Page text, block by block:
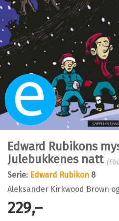
Ebok
Edward Rubikons
Julebukkenes natt
Serie: Edward Rubikon 8
Aleksander Kirkwood Brown
229,–